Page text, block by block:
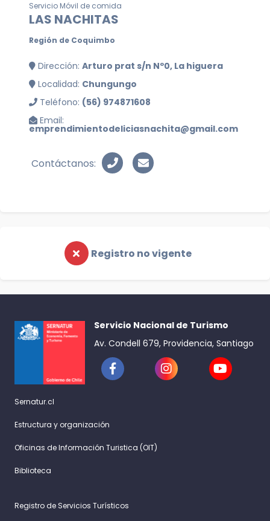
Servicio Móvil de comida
LAS NACHITAS
Región de Coquimbo
Dirección: Arturo prat s/n Nº0, La higuera
Localidad: Chungungo
Teléfono: (56) 974871608
Email:
emprendimientodeliciasnachita@gmail.com
Contáctanos:
Registro no vigente
Servicio Nacional de Turismo
Av. Condell 679, Providencia, Santiago
Sernatur.cl
Estructura y organización
Oficinas de Información Turistica (OIT)
Biblioteca
Registro de Servicios Turísticos